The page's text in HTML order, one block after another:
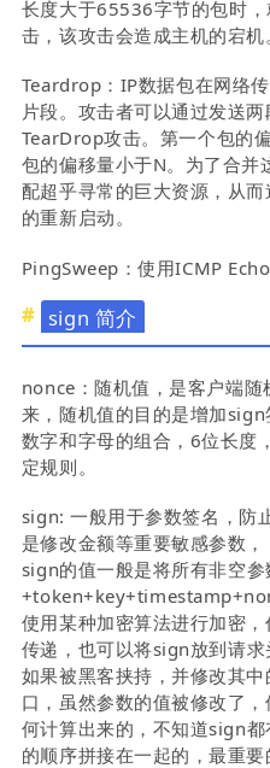
长度大于65536字节的包时
击，该攻击会造成主机的宕机
Teardrop：IP数据包在网络
片段。攻击者可以通过发送
TearDrop攻击。第一个包的
包的偏移量小于N。为了合并
配超乎寻常的巨大资源，从
的重新启动。
PingSweep：使用ICMP Echo
sign 简介
nonce：随机值，是客户端
来，随机值的目的是增加
数字和字母的组合，6位长度
定规则。
sign: 一般用于参数签名，防
是修改金额等重要敏感参数，
sign的值一般是将所有非空
使用某种加密算法进行加密
传递，也可以将sign放到请
如果被黑客挟持，并修改其
口，虽然参数的值被修改了
何计算出来的，不知道sign
的顺序拼接在一起的，最重